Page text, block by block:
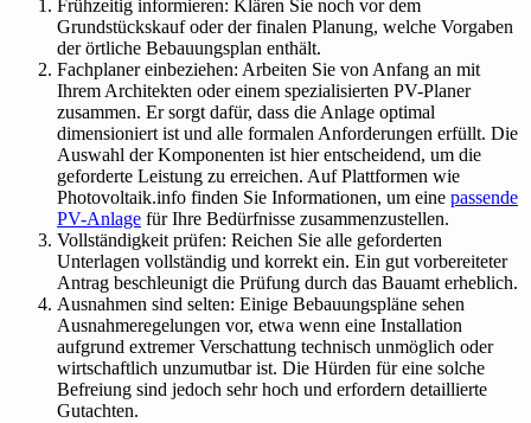
Frühzeitig informieren: Klären Sie noch vor dem
Grundstückskauf oder der finalen Planung, welche Vorgaben
der örtliche Bebauungsplan enthält.
Fachplaner einbeziehen: Arbeiten Sie von Anfang an mit
Ihrem Architekten oder einem spezialisierten PV-Planer
zusammen. Er sorgt dafür, dass die Anlage optimal
dimensioniert ist und alle formalen Anforderungen erfüllt. Die
Auswahl der Komponenten ist hier entscheidend, um die
geforderte Leistung zu erreichen. Auf Plattformen wie
Photovoltaik.info finden Sie Informationen, um eine passende
PV-Anlage für Ihre Bedürfnisse zusammenzustellen.
Vollständigkeit prüfen: Reichen Sie alle geforderten
Unterlagen vollständig und korrekt ein. Ein gut vorbereiteter
Antrag beschleunigt die Prüfung durch das Bauamt erheblich.
Ausnahmen sind selten: Einige Bebauungspläne sehen
Ausnahmeregelungen vor, etwa wenn eine Installation
aufgrund extremer Verschattung technisch unmöglich oder
wirtschaftlich unzumutbar ist. Die Hürden für eine solche
Befreiung sind jedoch sehr hoch und erfordern detaillierte
Gutachten.